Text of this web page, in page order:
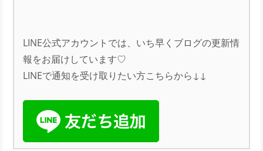
LINE公式アカウントでは、いち早くブログの更新情
報をお届けしています♡
LINEで通知を受け取りたい方こちらから↓↓